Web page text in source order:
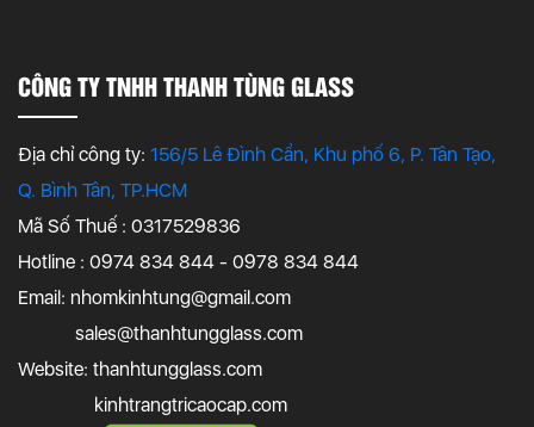
CÔNG TY TNHH THANH TÙNG GLASS
Địa chỉ công ty: 156/5 Lê Đình Cẩn, Khu phố 6, P. Tân Tạo,
Q. Bình Tân, TP.HCM
Mã Số Thuế : 0317529836
Hotline : 0974 834 844 - 0978 834 844
Email: nhomkinhtung@gmail.com
sales@thanhtungglass.com
Website: thanhtungglass.com
kinhtrangtricaocap.com